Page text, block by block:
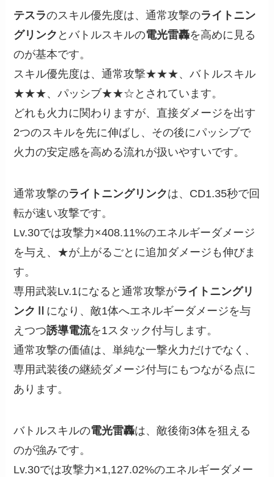
テスラのスキル優先度は、通常攻撃のライトニン
グリンク とバトルスキルの電光雷轟を高めに見る
のが基本です。
スキル優先度は、通常攻撃★★★、バトルスキル
★★★、パッシブ★★☆とされています。
どれも火力に関わりますが、直接ダメージを出す
2つのスキルを先に伸ばし、その後にパッシブで
火力の安定感を高める流れが扱いやすいです。
通常攻撃のライトニングリンクは、CD1.35秒で回
転が速い攻撃です。
Lv.30では攻撃力×408.11%のエネルギーダメージ
を与え、★が上がるごとに追加ダメージも伸びま
す。
専用武装Lv.1になると通常攻撃がライトニングリ
ンクⅡ になり、敵1体へエネルギーダメージを与
えつつ誘導電流を1スタック付与します。
通常攻撃の価値は、単純な一撃火力だけでなく、
専用武装後の継続ダメージ付与にもつながる点に
あります。
バトルスキルの電光雷轟は、敵後衛3体を狙える
のが強みです。
Lv.30では攻撃力×1,127.02%のエネルギーダメー